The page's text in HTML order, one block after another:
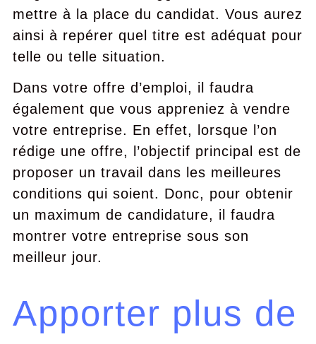
mettre à la place du candidat. Vous aurez
ainsi à repérer quel titre est adéquat pour
telle ou telle situation.
Dans votre offre d’emploi, il faudra
également que vous appreniez à vendre
votre entreprise. En effet, lorsque l’on
rédige une offre, l’objectif principal est de
proposer un travail dans les meilleures
conditions qui soient. Donc, pour obtenir
un maximum de candidature, il faudra
montrer votre entreprise sous son
meilleur jour.
Apporter plus de